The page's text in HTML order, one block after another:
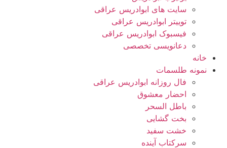
سایت های ابوادریس عراقی
توییتر ابوادریس عراقی
فیسبوک ابوادریس عراقی
دعانویسی تخصصی
خانه
نمونه طلسمات
فال روزانه ابوادریس عراقی
احضار معشوق
باطل السحر
بخت گشایی
خشت سفید
سرکتاب آینده